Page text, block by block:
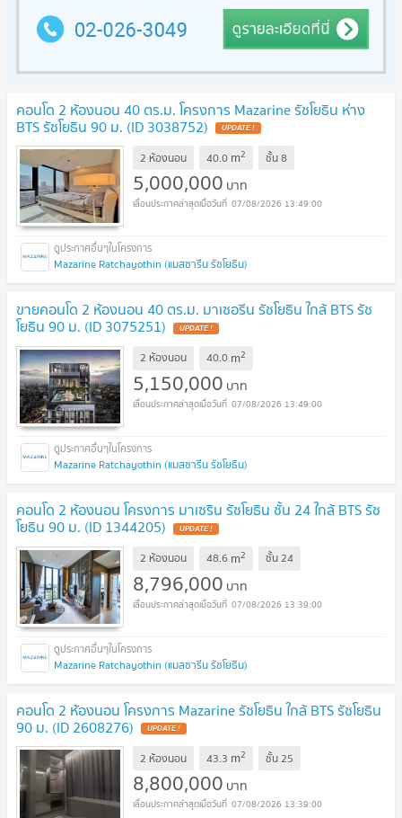
คอนโด 2 ห้องนอน 40 ตร.ม. โครงการ Mazarine รัชโยธิน ห่าง
BTS รัชโยธิน 90 ม. (ID 3038752)
2 ห้องนอน 40.0 m2 ชั้น8
5,000,000 บาท
07/08/2026 13:49:00
Mazarine Ratchayothin (แมสซารีน รัชโยธิน)
ขายคอนโด 2 ห้องนอน 40 ตร.ม. มาเซอรีน รัชโยธิน ใกล้ BTS รัช
โยธิน 90 ม. (ID 3075251)
2 ห้องนอน 40.0 m2
5,150,000 บาท
07/08/2026 13:49:00
Mazarine Ratchayothin (แมสซารีน รัชโยธิน)
คอนโด 2 ห้องนอน โครงการ มาเซริน รัชโยธิน ชั้น 24 ใกล้ BTS รัช
โยธิน 90 ม. (ID 1344205)
2 ห้องนอน 48.6 m2 ชั้น24
8,796,000 บาท
07/08/2026 13:39:00
Mazarine Ratchayothin (แมสซารีน รัชโยธิน)
คอนโด 2 ห้องนอน โครงการ Mazarine รัชโยธิน ใกล้ BTS รัชโยธิน
90 ม. (ID 2608276)
2 ห้องนอน 43.3 m2 ชั้น25
8,800,000 บาท
07/08/2026 13:39:00